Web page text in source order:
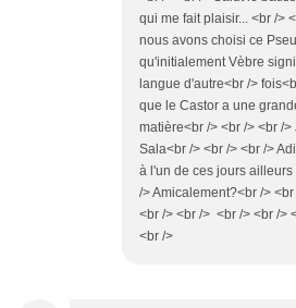
qui me fait plaisir... <br />
nous avons choisi ce
qu'initialement Vèbre
langue d'autre<br />
que le Castor a une
matière<br /> <br /> <br /
Sala<br /> <br /> <br />
à l'un de ces jours
/> Amicalement?<br />
<br /> <br /> <br /> <br />
<br />